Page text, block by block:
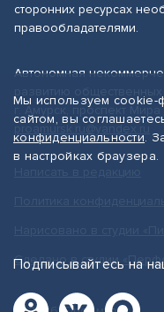
сторонних ресурсах
правообладателями.
Автономная
г. Амурск, проспект
proamursk.ru@yandex.ru
Сделано в студии
Мы используем cookie-
сайтом, вы
конфиденциальности.
в настройках браузера.
Подписывайтесь на